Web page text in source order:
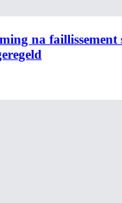
na faillissement